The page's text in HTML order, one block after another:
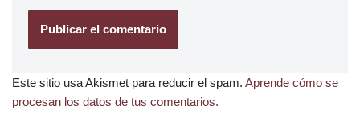
Este sitio usa Akismet para reducir el spam. Aprende cómo se
procesan los datos de tus comentarios.